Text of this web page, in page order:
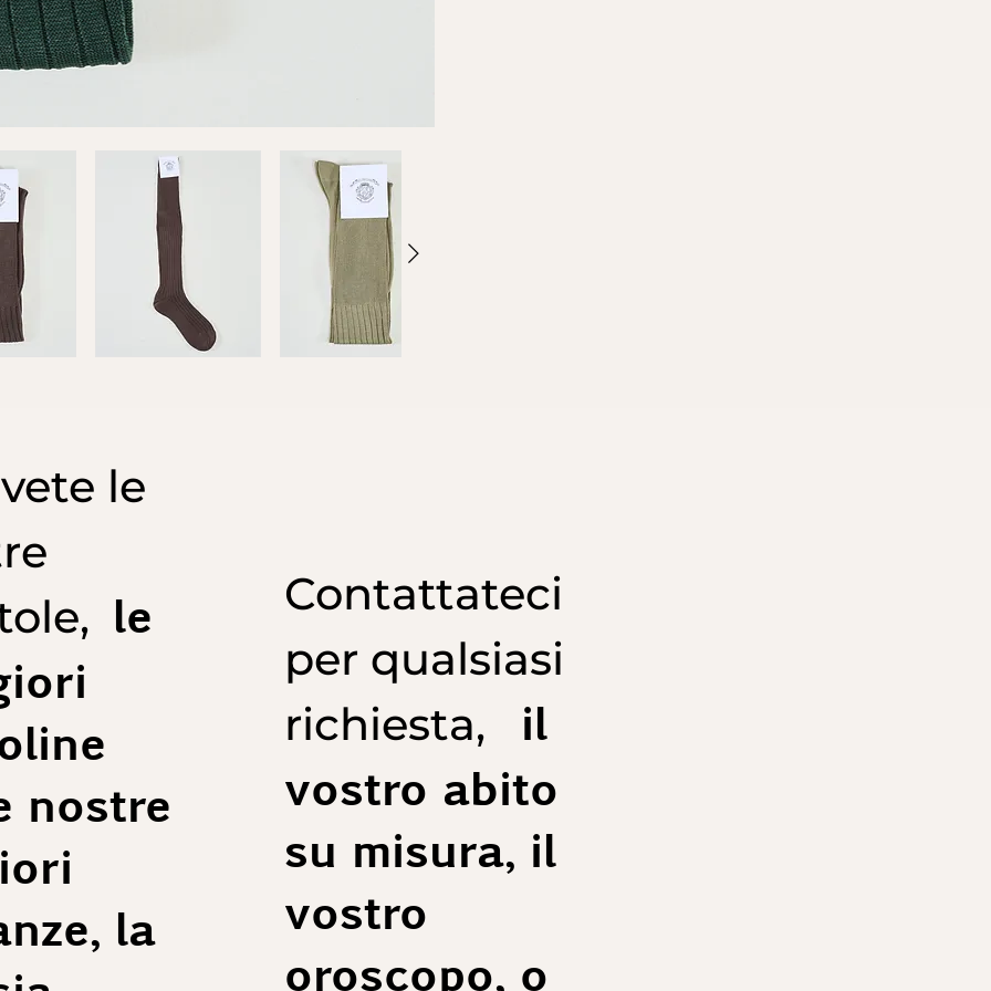
le
le
nostre
la
Contattateci
per qualsiasi
richiesta,
il
vostro abito
su misura, il
vostro
oroscopo, o